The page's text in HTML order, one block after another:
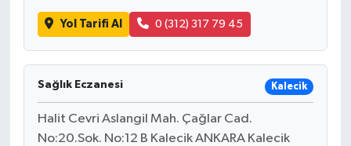
Yol Tarifi Al 0 (312) 317 79 45
Sağlık Eczanesi Kalecik
Halit Cevri Aslangil Mah. Çağlar Cad.
No:20.Sok. No:12 B Kalecik ANKARA Kalecik